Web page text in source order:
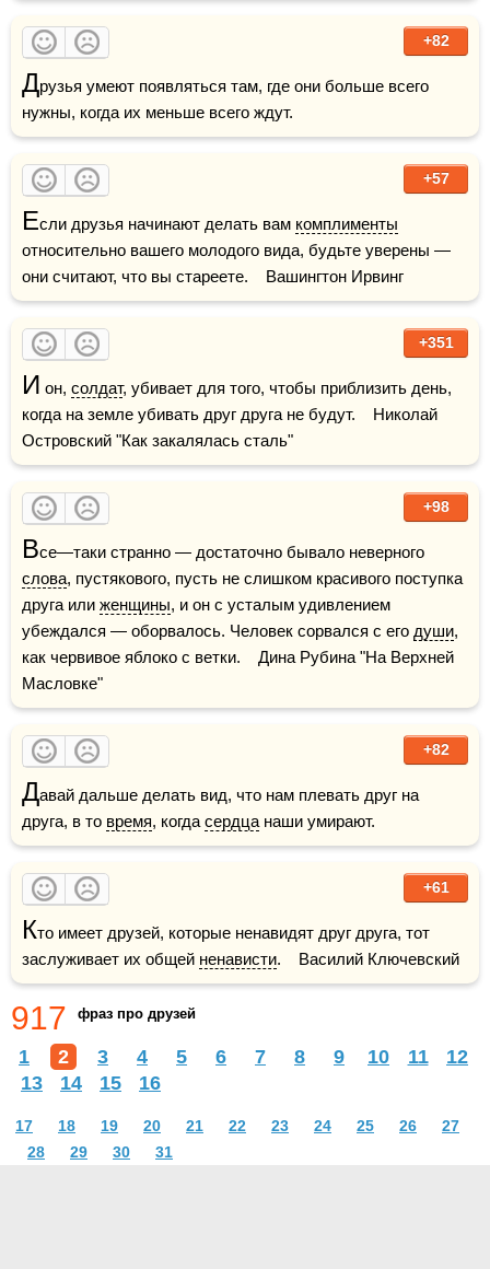
+82
Друзья умеют появляться там, где они больше всего
нужны, когда их меньше всего ждут.
+57
Если друзья начинают делать вам комплименты
относительно вашего молодого вида, будьте уверены —
они считают, что вы стареете.    Вашингтон Ирвинг
+351
И он, солдат, убивает для того, чтобы приблизить день,
когда на земле убивать друг друга не будут.    Николай
Островский "Как закалялась сталь"
+98
В
слова, пустякового, пусть не слишком красивого поступка
друга или женщины, и он с усталым удивлением
убеждался — оборвалось. Человек сорвался с его души,
как червивое яблоко с ветки.    Дина Рубина "На Верхней
Масловке"
+82
Давай дальше делать вид, что нам плевать друг на
друга, в то время, когда сердца наши умирают.
+61
Кто имеет друзей, которые ненавидят друг друга, тот
заслуживает их общей ненависти.    Василий Ключевский
917 фраз про друзей
1 2 3 4 5 6 7 8 9 10 11
12
13
14 15 16
17 18 19 20 21 22 23 24 25 26
27
28
29 30 31